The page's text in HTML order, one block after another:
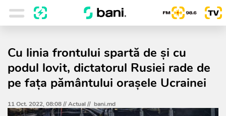
Cu linia frontului spartă de şi cu
podul lovit, dictatorul Rusiei rade de
pe faţa pământului oraşele Ucrainei
11 Oct. 2022, 08:08 //Actual// bani.md